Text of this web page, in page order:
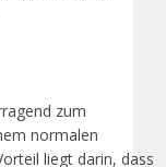
zum
normalen
liegt darin, dass